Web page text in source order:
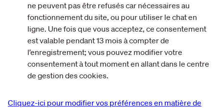
ne peuvent pas être refusés car nécessaires au
fonctionnement du site, ou pour utiliser le chat en
ligne. Une fois que vous acceptez, ce consentement
est valable pendant 13 mois à compter de
l’enregistrement; vous pouvez modifier votre
consentement à tout moment en allant dans le centre
de gestion des cookies.
Cliquez-ici pour modifier vos préférences en matière de